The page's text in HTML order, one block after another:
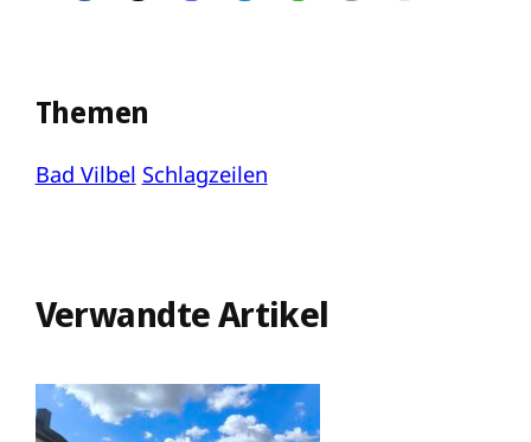
Themen
Bad Vilbel Schlagzeilen
Verwandte Artikel